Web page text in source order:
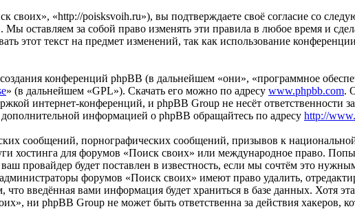
«http://poisksvoih.ru»), вы подтверждаете своё согласие со
оставляем за собой право изменять эти правила в любое время и
этот текст на предмет изменений, так как использование
конференций phpBB (в дальнейшем «они», «программное
» (в дальнейшем «GPL»). Скачать его можно по адресу www.phpbb.com.
интернет-конференций, и phpBB Group не несёт ответственности
информацией о phpBB обращайтесь по адресу http://
сообщений, порнографических сообщений, призывов к
хостинга для форумов «Поиск своих» или международное право.
провайдер будет поставлен в известность, если мы сочтём это
форумов «Поиск своих» имеют право удалить,
введённая вами информация будет храниться в базе данных. Хотя
ни phpBB Group не может быть ответственна за действия хакеров,